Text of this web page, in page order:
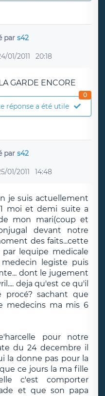
pars42
01/2011 20:18
GARDE ENCORE
réponse a été utile
0
pars42
01/2011 14:48
je suis actuellement
moi et demi suite a
mon mari(coup et
devant notre
des faits...cette
lequipe medicale
legiste puis
dont le jugement
deja qu'est ce qu'il
procé? sachant que
medecins ma mis 6
pour notre
du 24 decembre il
la donne pas pour la
ce jours la ma fille
c'est comporter
et que son papa